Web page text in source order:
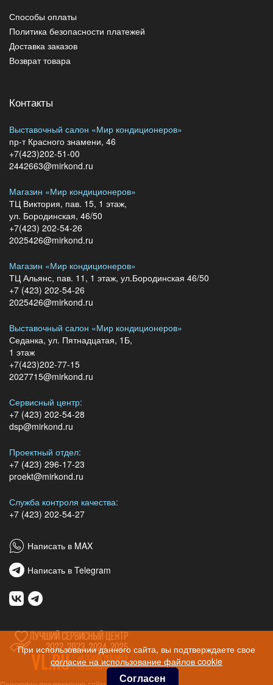
Способы оплаты
Политика безопасности платежей
Доставка заказов
Возврат товара
Контакты
Выставочный салон «Мир кондиционеров»
пр-т Красного знамени, 46
+7(423)202-51-00
2442663@mirkond.ru
Магазин «Мир кондиционеров»
ТЦ Виктория, пав. 15, 1 этаж,
ул. Бородинская, 46/50
+7(423) 202-54-26
2025426@mirkond.ru
Магазин «Мир кондиционеров»
ТЦ Альянс, пав. 11, 1 этаж, ул.Бородинская 46/50
+7 (423) 202-54-26
2025426@mirkond.ru
Выставочный салон «Мир кондиционеров»
Седанка, ул. Пятнадцатая, 1Б,
1 этаж
+7(423)202-77-15
2027715@mirkond.ru
Сервисный центр:
+7 (423) 202-54-28
dsp@mirkond.ru
Проектный отдел:
+7 (423) 296-17-23
proekt@mirkond.ru
Служба контроля качества:
+7 (423) 202-54-27
Написать в MAX
Написать в Telegram
При использовании данного сайта, вы подтверждаете свое
согласие на использование файлов cookie
Согласен